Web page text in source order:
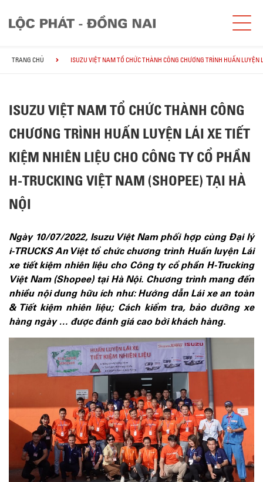
TRANG CHỦ ISUZU VIỆT NAM TỔ CHỨC THÀNH CÔNG CHƯƠNG TRÌNH HUẤN
ISUZU VIỆT NAM TỔ CHỨC THÀNH CÔNG
CHƯƠNG TRÌNH HUẤN LUYỆN LÁI XE TIẾT
KIỆM NHIÊN LIỆU CHO CÔNG TY CỔ PHẦN
H-TRUCKING VIỆT NAM (SHOPEE) TẠI HÀ
NỘI
Ngày 10/07/2022, Isuzu Việt Nam phối hợp cùng Đại lý
i-TRUCKS An Việt tổ chức chương trình Huấn luyện Lái
xe tiết kiệm nhiên liệu cho Công ty cổ phần H-Trucking
Việt Nam (Shopee) tại Hà Nội. Chương trình mang đến
nhiều nội dung hữu ích như: Hướng dẫn Lái xe an toàn
& Tiết kiệm nhiên liệu; Cách kiểm tra, bảo dưỡng xe
hàng ngày … được đánh giá cao bởi khách hàng.